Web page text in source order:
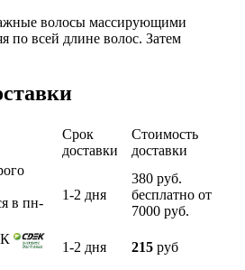
волосы массирующими
по всей длине волос. Затем
Срок
доставки
Стоимость
доставки
в пн-
1-2 дня
380 руб.
бесплатно от
7000 руб.
1-2 дня 215 руб